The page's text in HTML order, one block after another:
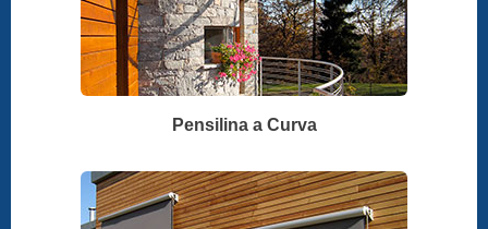
Pensilina a Curva